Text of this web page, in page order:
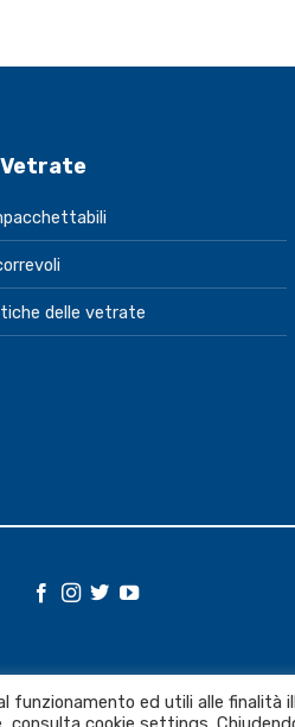
delle vetrate
funzionamento ed utili alle finalità